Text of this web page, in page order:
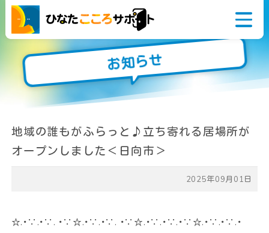
悩んでいるアナタ
相談窓口
聞いてほしい
こころとからだの
生活やお金のこと
お知らせ
地域の誰もがふらっと♪立ち寄れる居場所が
オープンしました＜日向市＞
2025年09月01日
☆.･∵.･∵. ･∵☆.･∵.･∵. ･∵☆.･∵.･∵.･∵☆.･∵.･∵.･